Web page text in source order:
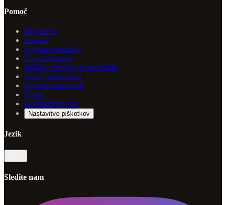
Pomoč
Moj račun
Kuponi
Pogosta vprašanja
Pravila dostave
Vračila, menjave in povračila
Pogoji poslovanja
Politika zasebnosti
O nas
Kontaktirajte nas
Nastavitve piškotkov
Jezik
Sledite nam